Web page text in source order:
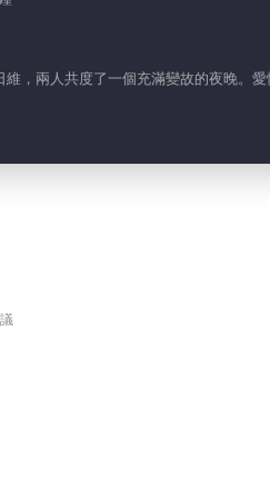
，兩人共度了一個充滿變故的夜晚。愛